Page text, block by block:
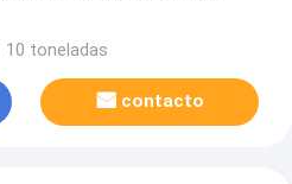
10 toneladas
contacto